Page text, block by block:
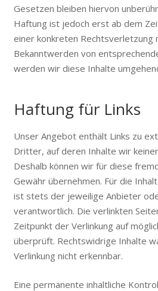
Gesetzen bleiben hiervon
Haftung ist jedoch erst ab dem
einer konkreten Rechtsverletzung
Bekanntwerden von
werden wir diese Inhalte
Haftung für Links
Unser Angebot enthält Links zu
Dritter, auf deren Inhalte wir
Deshalb können wir für diese
Gewähr übernehmen. Für die
ist stets der jeweilige Anbieter
verantwortlich. Die verlinkten
Zeitpunkt der Verlinkung auf
überprüft. Rechtswidrige Inhalte
Verlinkung nicht erkennbar.
Eine permanente inhaltliche